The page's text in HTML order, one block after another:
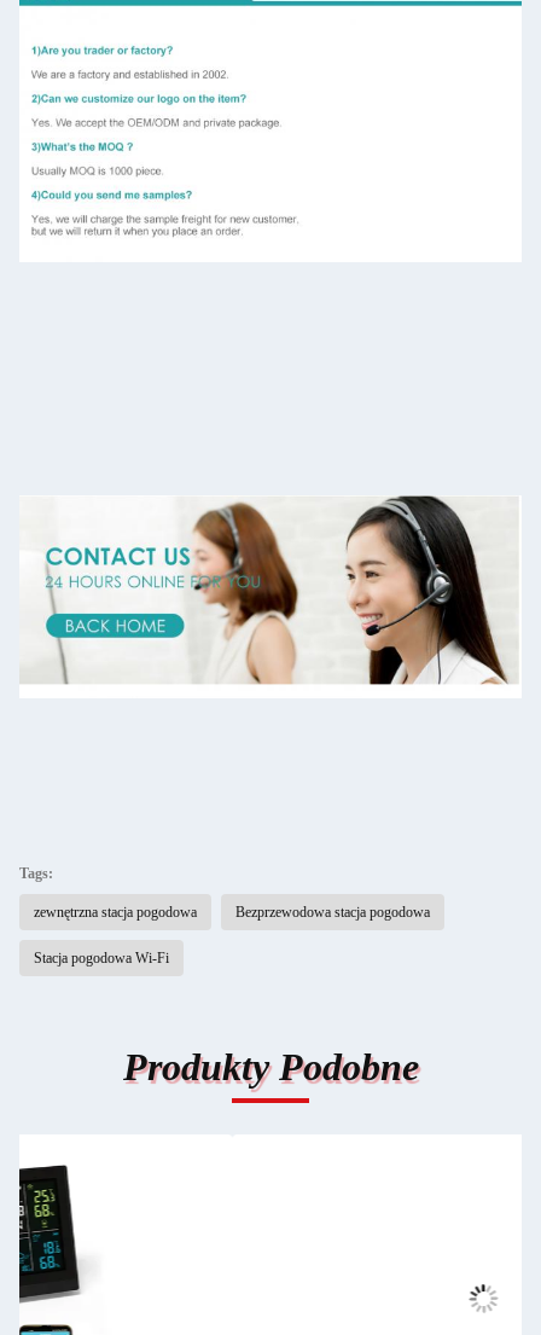
Tags:
zewnętrzna stacja pogodowa Bezprzewodowa stacja pogodowa
Stacja pogodowa Wi-Fi
Produkty Podobne